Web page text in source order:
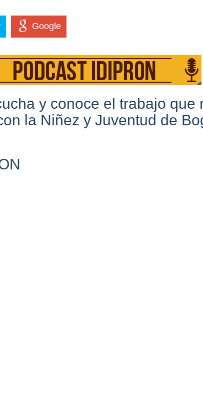
Google
y conoce el trabajo que
la Niñez y Juventud de